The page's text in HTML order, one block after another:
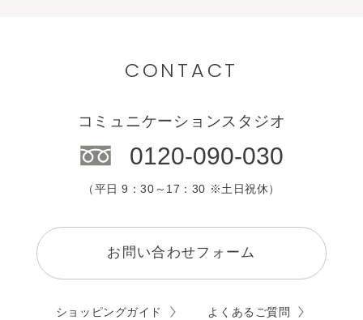
カウンセリングCONTACT
コミュニケーションスタジオ
0120-090-030
（平日 9：30～17：30 ※土日祝休）
お問い合わせフォーム
ショッピングガイド よくあるご質問